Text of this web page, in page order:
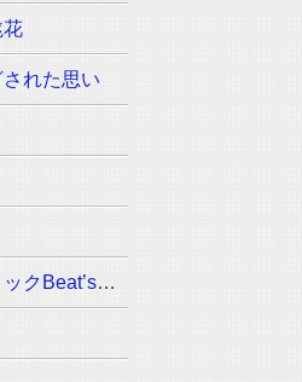
花
れた思い
マッグガーデンコミックBeat’sシリーズ